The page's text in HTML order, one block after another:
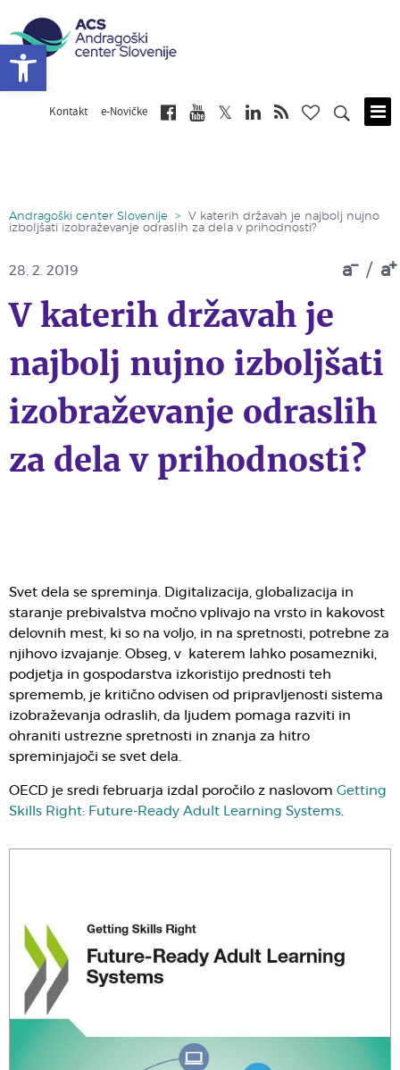
Kontakt e-Novičke
Andragoški center Slovenije >
V katerih državah je najbolj nujno
izboljšati izobraževanje odraslih za dela v prihodnosti?
a / a
28. 2. 2019
V katerih državah je
najbolj nujno izboljšati
izobraževanje odraslih
za dela v prihodnosti?
Svet dela se spreminja. Digitalizacija, globalizacija in
staranje prebivalstva močno vplivajo na vrsto in kakovost
delovnih mest, ki so na voljo, in na spretnosti, potrebne za
njihovo izvajanje. Obseg, v katerem lahko posamezniki,
podjetja in gospodarstva izkoristijo prednosti teh
sprememb, je kritično odvisen od pripravljenosti sistema
izobraževanja odraslih, da ljudem pomaga razviti in
ohraniti ustrezne spretnosti in znanja za hitro
spreminjajoči se svet dela.
OECD je sredi februarja izdal poročilo z naslovom Getting
Skills Right: Future-Ready Adult Learning Systems.
Open toolbar